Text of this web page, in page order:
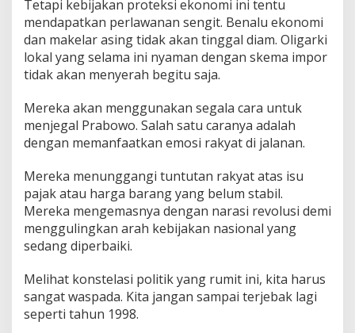
Tetapi kebijakan proteksi ekonomi ini tentu
mendapatkan perlawanan sengit. Benalu ekonomi
dan makelar asing tidak akan tinggal diam. Oligarki
lokal yang selama ini nyaman dengan skema impor
tidak akan menyerah begitu saja.
Mereka akan menggunakan segala cara untuk
menjegal Prabowo. Salah satu caranya adalah
dengan memanfaatkan emosi rakyat di jalanan.
Mereka menunggangi tuntutan rakyat atas isu
pajak atau harga barang yang belum stabil.
Mereka mengemasnya dengan narasi revolusi demi
menggulingkan arah kebijakan nasional yang
sedang diperbaiki.
Melihat konstelasi politik yang rumit ini, kita harus
sangat waspada. Kita jangan sampai terjebak lagi
seperti tahun 1998.